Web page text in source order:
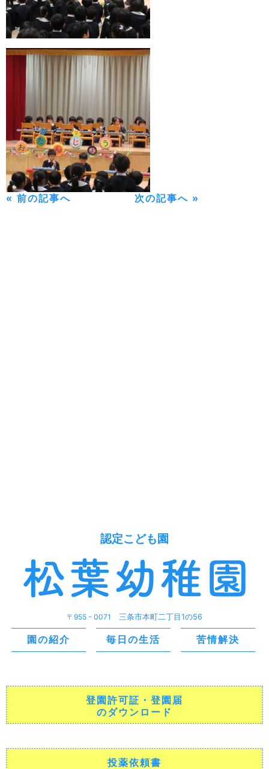
« 前の記事へ 次の記事へ »
認定こども園
〒955 - 0071 三条市本町二丁目1の56
園の紹介 毎日の生活 苦情解決
登園許可証・登園届
のダウンロード
投薬依頼書